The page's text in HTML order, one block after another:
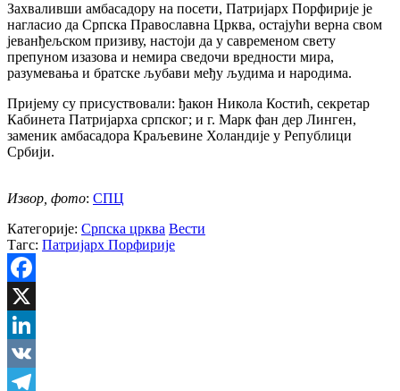
Захваливши амбасадору на посети, Патријарх Порфирије је
нагласио да Српска Православна Црква, остајући верна свом
јеванђељском призиву, настоји да у савременом свету
препуном изазова и немира сведочи вредности мира,
разумевања и братске љубави међу људима и народима.
Пријему су присуствовали: ђакон Никола Костић, секретар
Кабинета Патријарха српског; и г. Марк фан дер Линген,
заменик амбасадора Краљевине Холандије у Републици
Србији.
Извор, фото: СПЦ
Категорије: Српска црква Вести
Тагс: Патријарх Порфирије
Facebook
X
LinkedIn
VK